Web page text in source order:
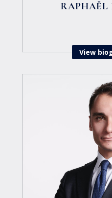
RAPHAËL
View